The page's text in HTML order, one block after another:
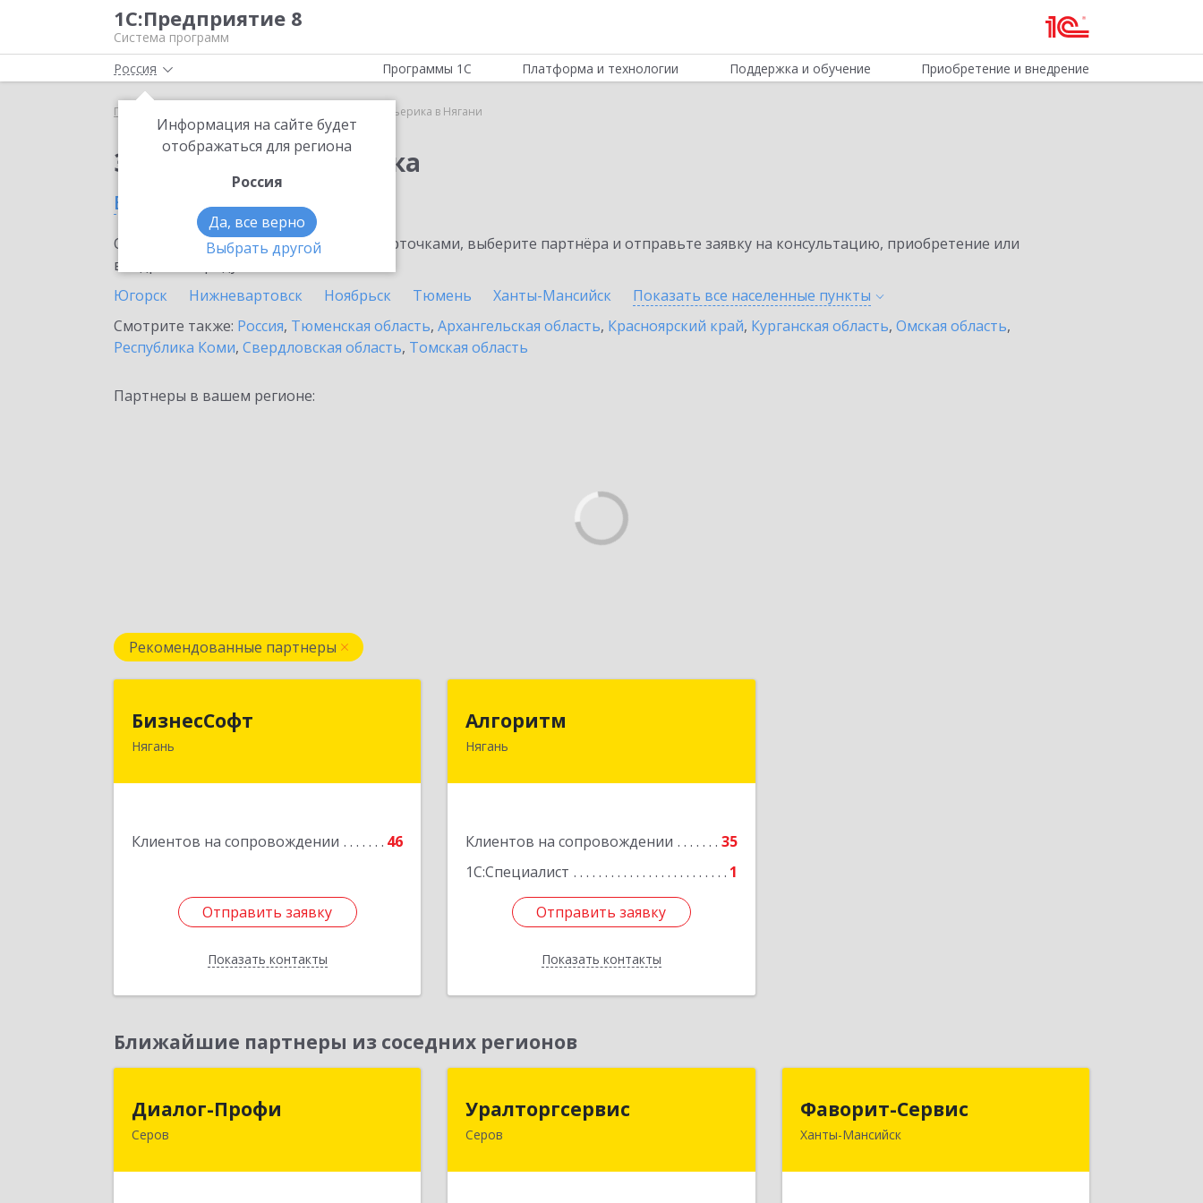
1С:Предприятие 8
Система программ
Россия
Информация на сайте будет
отображаться для региона
Россия
Да, все верно
Выбрать другой
Программы 1С Платформа и технологии Поддержка и обучение Приобретение и внедрение
Главная 1С-Курьерика в Нягани
Заказать 1С-Курьерика
в Нягани
Ознакомьтесь с информационными карточками, выберите партнёра и отправьте заявку на консультацию, приобретение или
внедрение продукта.
Югорск
Нижневартовск Ноябрьск Тюмень Ханты-Мансийск Показать все населенные пункты
Смотрите также: Россия, Тюменская область, Архангельская область, Красноярский край, Курганская область, Омская область,
Республика Коми, Свердловская область, Томская область
Партнеры в вашем регионе:
Рекомендованные партнеры
БизнесСофт
Нягань
Клиентов на сопровождении 46
Отправить заявку
Показать контакты
Подробнее
Отправить заявку
Назад
Алгоритм
Нягань
Клиентов на сопровождении
35
1С:Специалист
1
Отправить заявку
Показать контакты
Отправить заявку
Назад
Ближайшие партнеры из соседних регионов
Диалог-Профи
Серов
Диалог-Профи
624980, Свердловская обл, Серов г,
Уралторгсервис
Серов624980, Свердловская обл, Серов г,
Фаворит-Сервис
Ханты-Мансийск628011, Ханты-Мансийский